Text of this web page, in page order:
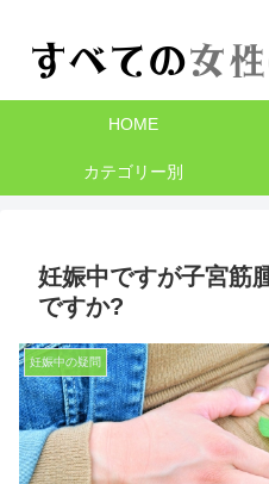
HOME
カテゴリー別
妊娠中ですが子宮筋
ですか?
妊娠中の疑問